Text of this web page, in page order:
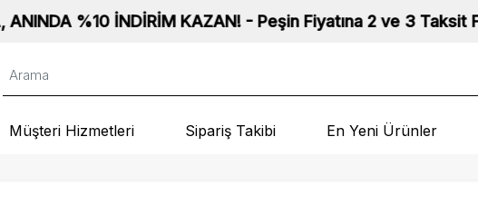
%10 İNDİRİM KAZAN! - Peşin Fiyatına 2 ve 3 Taksit
Müşteri Hizmetleri Sipariş Takibi En Yeni Ürünler